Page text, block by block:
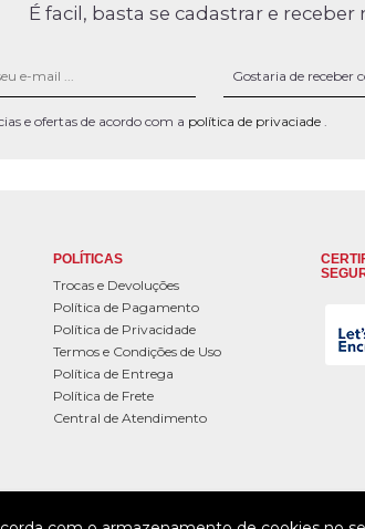
É facil, basta se cadastrar e receber
e ofertas de acordo com a política de privaciade .
POLÍTICAS
Trocas e Devoluções
Política de Pagamento
Política de Privacidade
Termos e Condições de Uso
Política de Entrega
Política de Frete
Central de Atendimento